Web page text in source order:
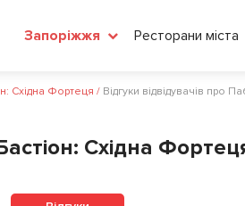
Запоріжжя Ресторани міста
Східна Фортеця / Відгуки відвідувачів про
Східна